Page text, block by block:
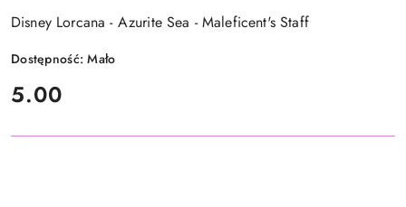
Disney Lorcana - Azurite Sea - Maleficent's Staff
Dostępność:Mało
cena:
5.00